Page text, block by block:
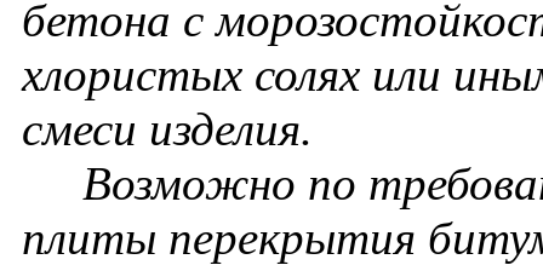
бетона с
хлористых солях или
смеси изделия.
Возможно по
плиты перекрытия